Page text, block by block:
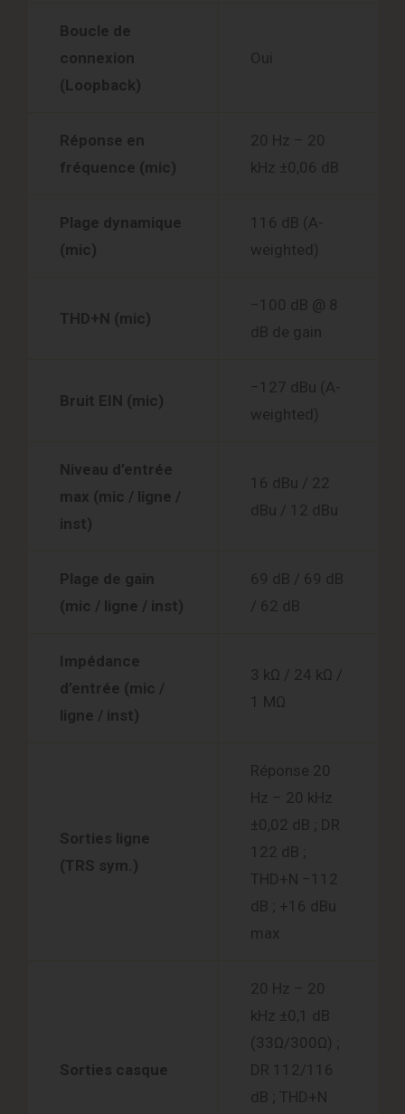
Boucle de
connexion
(Loopback)
Oui
Réponse en
fréquence (mic)
20 Hz – 20
kHz ±0,06 dB
Plage dynamique
(mic)
116 dB (A-
weighted)
THD+N (mic)
−100 dB @ 8
dB de gain
Bruit EIN (mic)
−127 dBu (A-
weighted)
Niveau d’entrée
max (mic / ligne /
inst)
16 dBu / 22
dBu / 12 dBu
Plage de gain
(mic / ligne / inst)
69 dB / 69 dB
/ 62 dB
Impédance
d’entrée (mic /
ligne / inst)
3 kΩ / 24 kΩ /
1 MΩ
Sorties ligne
(TRS sym.)
Réponse 20
Hz – 20 kHz
±0,02 dB ; DR
122 dB ;
THD+N −112
dB ; +16 dBu
max
Sorties casque
20 Hz – 20
kHz ±0,1 dB
(33Ω/300Ω) ;
DR 112/116
dB ; THD+N